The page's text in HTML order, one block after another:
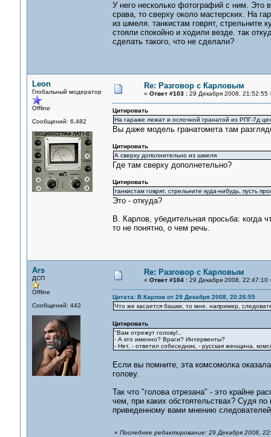
У него несколько фотографий с ним. Это
срава, то сверху около мастерских. На
из шмеля. танкистам говрят, стрельните
стояли спокойно и ходили везде. так
сделать такого, что не сделали?
Leon
Глобальный модератор
Offline
Сообщений: 6,482
Re: Разговор с Карловым
« Ответ #103 :29 Декабря 2008, 21:52:55
Цитировать
На гараже лежат и ослочной гранатой из РПГ-7д
Вы даже модель гранатомета там
Цитировать
А сверху дополнительно из шмеля
Где там сверху дополнетельно?
Цитировать
танкистам говрят, стрельните куда-нибудь, пусть
Это - откуда?
В. Карлов, убедительная просьба: когда
то не понятно, о чем речь.
Ars
ДСП
Offline
Сообщений: 442
Re: Разговор с Карловым
« Ответ #104 :29 Декабря 2008, 22:47:10
Цитата: В.Карлов от 29 Декабря 2008, 20:26:55
Что же касается башки, то мне, например,
Цитировать
"Вам отрежут голову!..
- А кто именно? Враги? Интервенты?
- Нет, - ответил собеседник, - русская женщина,
Если вы помните, эта комсомолка
голову.
Так что "голова отрезана" - это крайне
чем, при каких обстоятельствах? Судя
приведенному вами мнению
« Последнее редактирование: 29 Декабря 2008,